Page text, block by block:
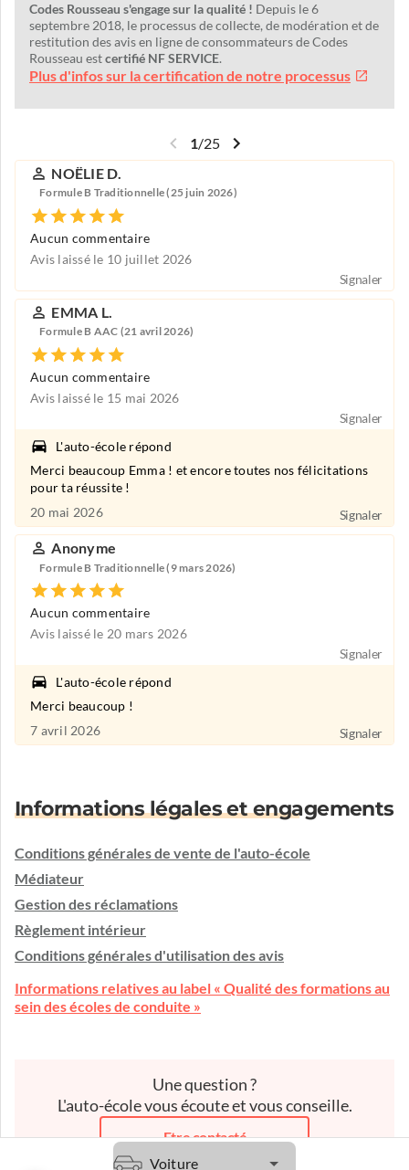
Codes Rousseau s'engage sur la qualité ! Depuis le 6
septembre 2018, le processus de collecte, de modération et de
restitution des avis en ligne de consommateurs de Codes
Rousseau estcertifié NF SERVICE.
Plus d'infos sur la certification de notre processus
1/25
NOËLIE D.
Formule B Traditionnelle (25 juin 2026)
Aucun commentaire
Avis laissé le 10 juillet 2026
Signaler
EMMA L.
Formule B AAC (21 avril 2026)
Aucun commentaire
Avis laissé le 15 mai 2026
Signaler
L'auto-école répond
Merci beaucoup Emma ! et encore toutes nos félicitations
pour ta réussite !
20 mai 2026
Signaler
Anonyme
Formule B Traditionnelle (9 mars 2026)
Aucun commentaire
Avis laissé le 20 mars 2026
Signaler
L'auto-école répond
Merci beaucoup !
7 avril 2026
Signaler
Informations légales et engagements
Conditions générales de vente de l'auto-école
Médiateur
Gestion des réclamations
Règlement intérieur
Conditions générales d'utilisation des avis
Informations relatives au label « Qualité des formations au
sein des écoles de conduite »
Une question ?
L'auto-école vous écoute et vous conseille.
Etre contacté
Voiture